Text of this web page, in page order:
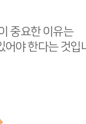
중요한 이유는
어야 한다는 것입